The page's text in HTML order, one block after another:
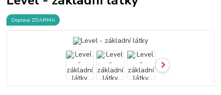
Doprava ZDARMA